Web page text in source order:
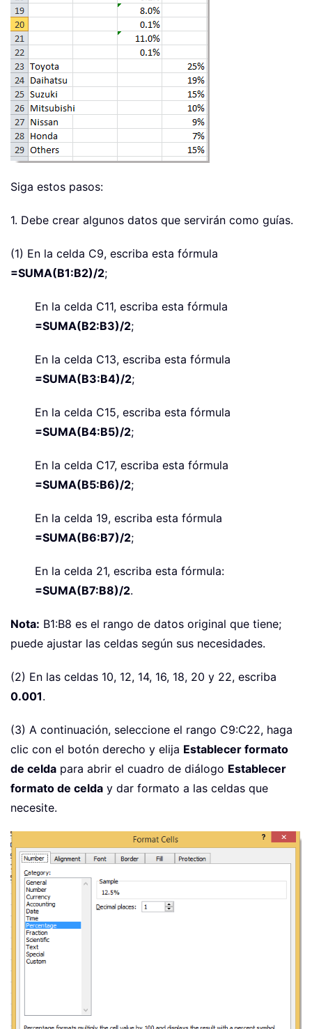
Siga estos pasos:
1. Debe crear algunos datos que servirán como guías.
(1) En la celda C9, escriba esta fórmula
=SUMA(B1:B2)/2;
En la celda C11, escriba esta fórmula
=SUMA(B2:B3)/2;
En la celda C13, escriba esta fórmula
=SUMA(B3:B4)/2;
En la celda C15, escriba esta fórmula
=SUMA(B4:B5)/2;
En la celda C17, escriba esta fórmula
=SUMA(B5:B6)/2;
En la celda 19, escriba esta fórmula
=SUMA(B6:B7)/2;
En la celda 21, escriba esta fórmula:
=SUMA(B7:B8)/2.
Nota: B1:B8 es el rango de datos original que tiene;
puede ajustar las celdas según sus necesidades.
(2) En las celdas 10, 12, 14, 16, 18, 20 y 22, escriba
0.001.
(3) A continuación, seleccione el rango C9:C22, haga
clic con el botón derecho y elija Establecer formato
de celda para abrir el cuadro de diálogo Establecer
formato de celda y dar formato a las celdas que
necesite.